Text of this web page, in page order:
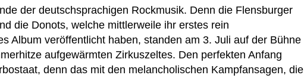
der deutschsprachigen Rockmusik. Denn die Flensburger
die Donots, welche mittlerweile ihr erstes rein
Album veröffentlicht haben, standen am 3. Juli auf der Bühne
aufgewärmten Zirkuszeltes. Den perfekten Anfang
denn das mit den melancholischen Kampfansagen, die